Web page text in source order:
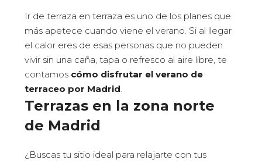
Ir de terraza en terraza es uno de los planes que
más apetece cuando viene el verano. Si al llegar
el calor eres de esas personas que no pueden
vivir sin una caña, tapa o refresco al aire libre, te
contamos cómo disfrutar el verano de
terraceo por Madrid.
Terrazas en la zona norte
de Madrid
¿Buscas tu sitio ideal para relajarte con tus